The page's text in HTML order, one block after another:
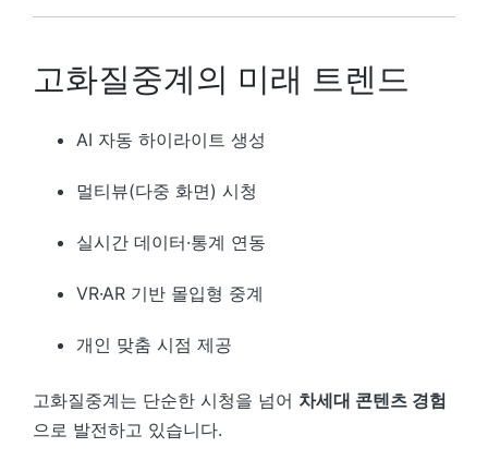
고화질중계의 미래 트렌드
AI 자동 하이라이트 생성
멀티뷰(다중 화면) 시청
실시간 데이터·통계 연동
VR·AR 기반 몰입형 중계
개인 맞춤 시점 제공
고화질중계는 단순한 시청을 넘어 차세대 콘텐츠 경험
으로 발전하고 있습니다.